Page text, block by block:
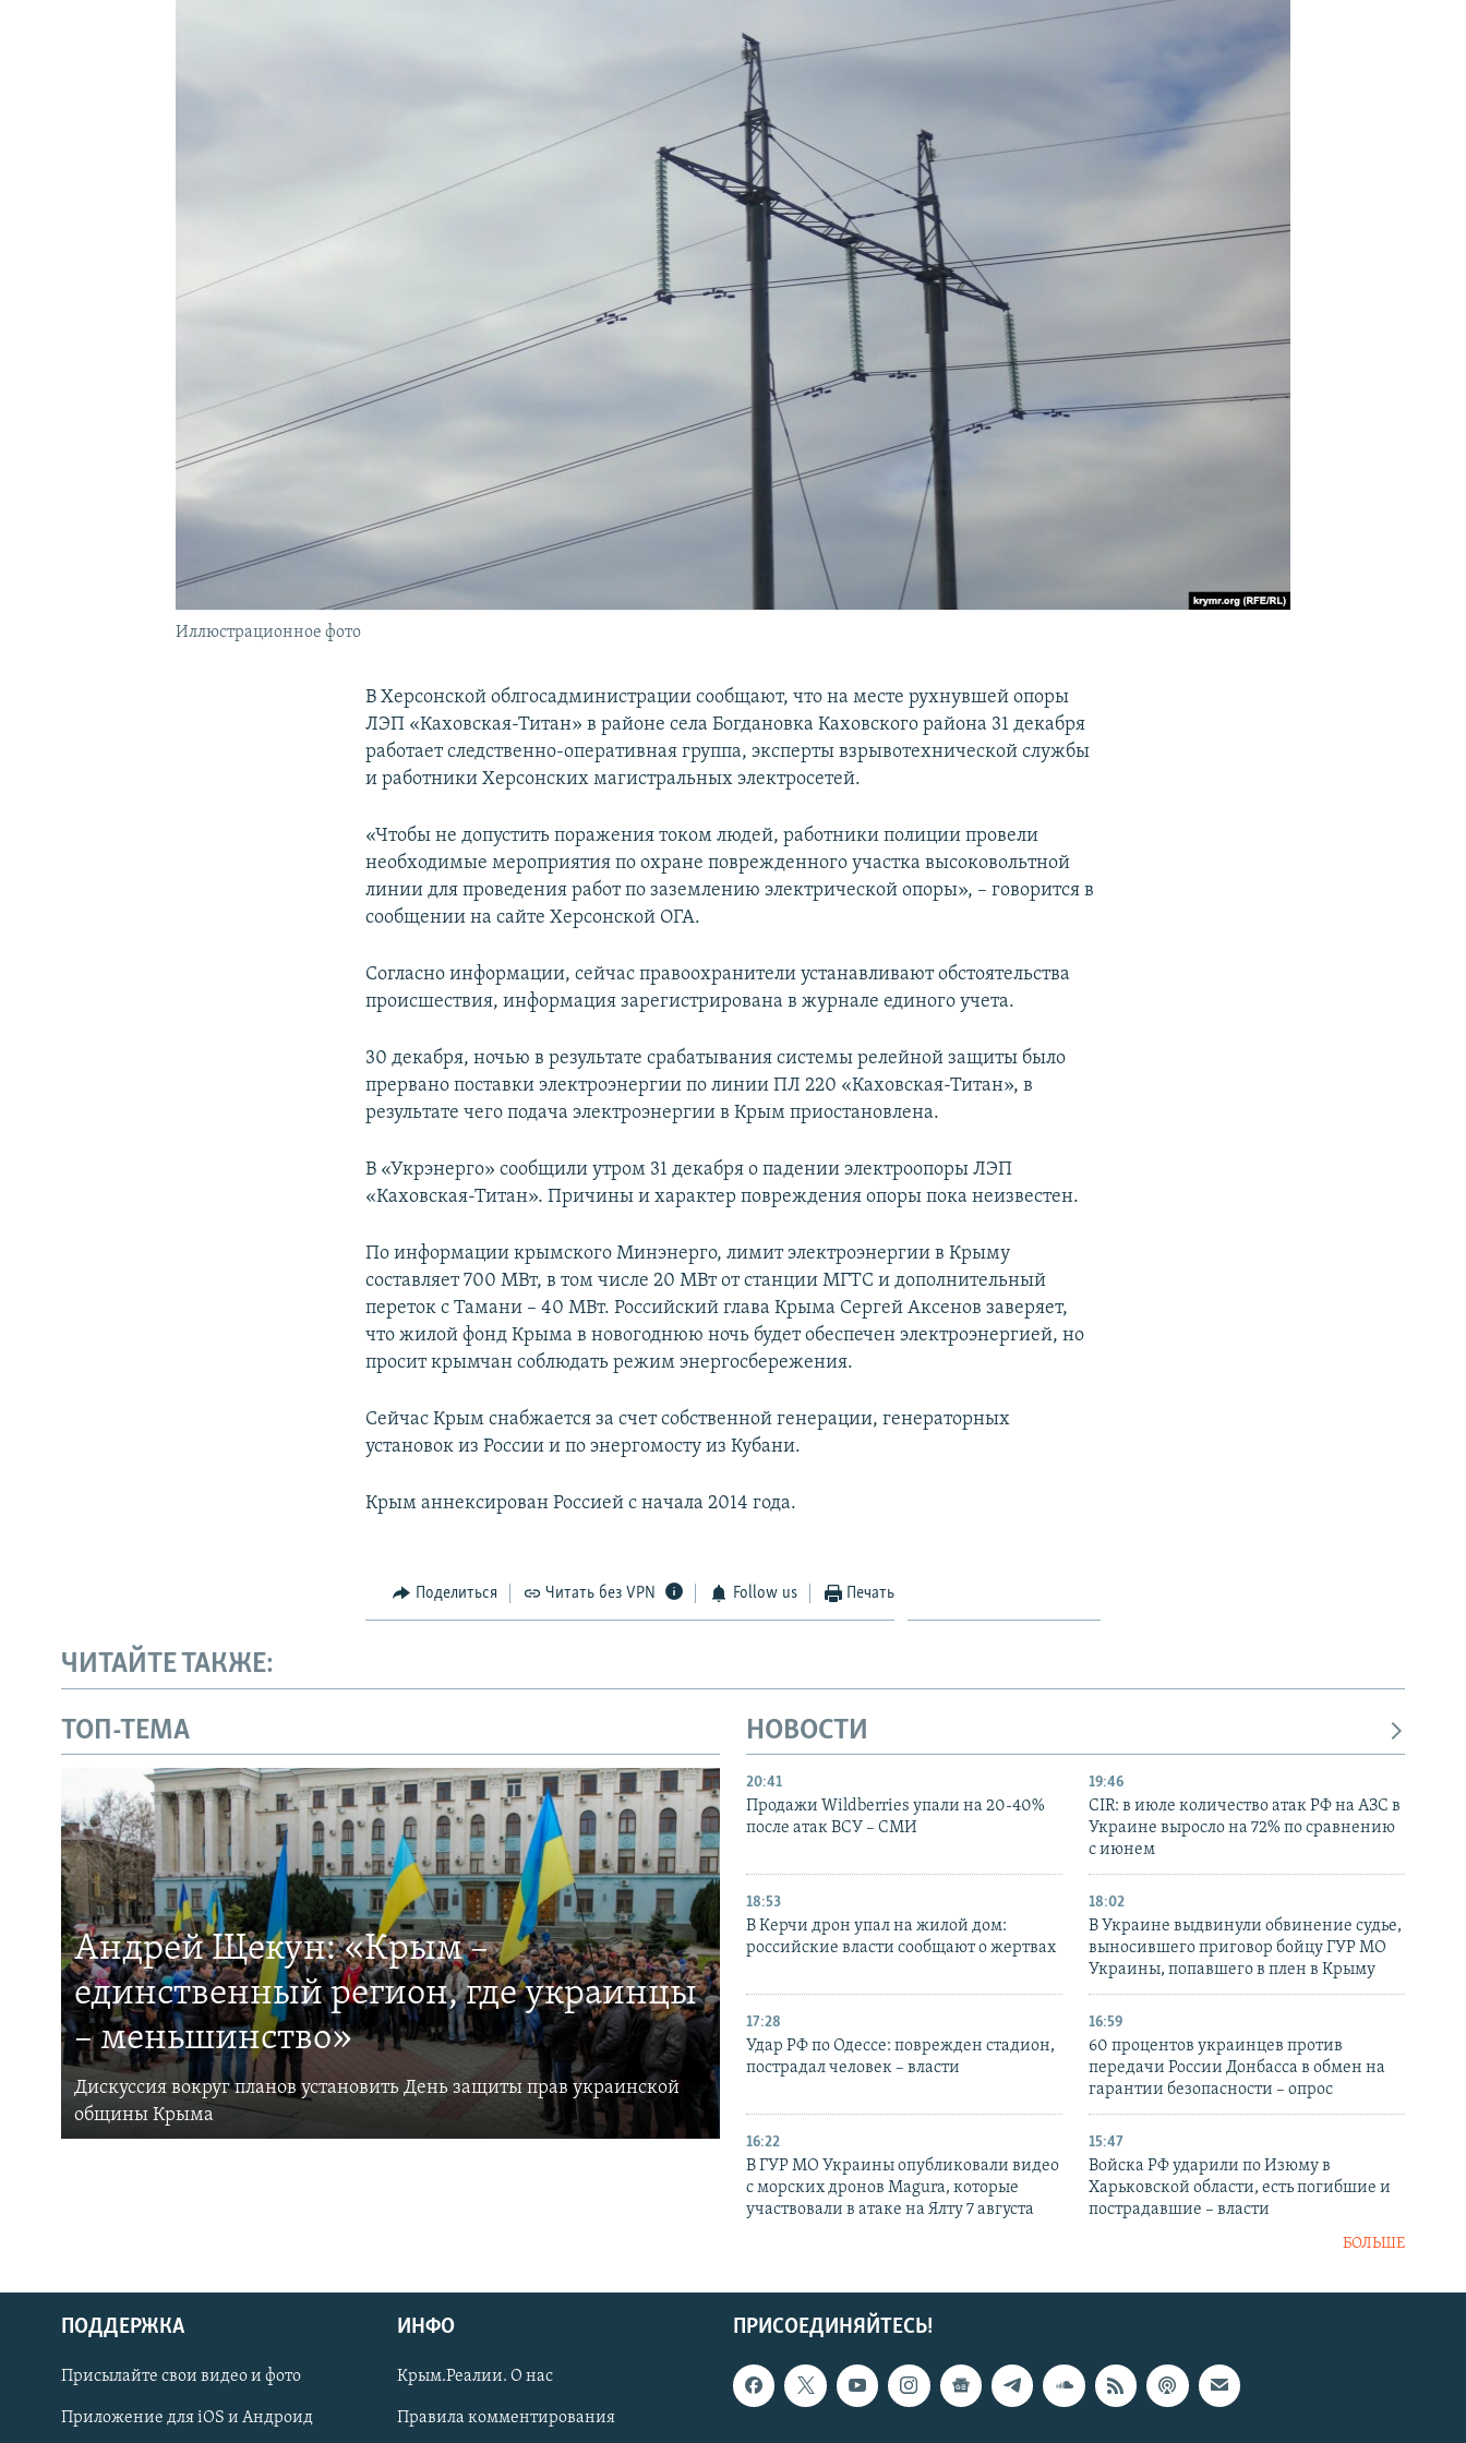
Українською
Qırımtatar
Иллюстрационное фото
В Херсонской облгосадминистрации сообщают, что на месте рухнувшей опоры
ЛЭП «Каховская-Титан» в районе села Богдановка Каховского района 31 декабря
работает следственно-оперативная группа, эксперты взрывотехнической службы
и работники Херсонских магистральных электросетей.
«Чтобы не допустить поражения током людей, работники полиции провели
необходимые мероприятия по охране поврежденного участка высоковольтной
линии для проведения работ по заземлению электрической опоры», – говорится в
сообщении на сайте Херсонской ОГА.
Согласно информации, сейчас правоохранители устанавливают обстоятельства
происшествия, информация зарегистрирована в журнале единого учета.
30 декабря, ночью в результате срабатывания системы релейной защиты было
прервано поставки электроэнергии по линии ПЛ 220 «Каховская-Титан», в
результате чего подача электроэнергии в Крым приостановлена.
В «Укрэнерго» сообщили утром 31 декабря о падении электроопоры ЛЭП
«Каховская-Титан». Причины и характер повреждения опоры пока неизвестен.
По информации крымского Минэнерго, лимит электроэнергии в Крыму
составляет 700 МВт, в том числе 20 МВт от станции МГТС и дополнительный
переток с Тамани – 40 МВт. Российский глава Крыма Сергей Аксенов заверяет,
что жилой фонд Крыма в новогоднюю ночь будет обеспечен электроэнергией, но
просит крымчан соблюдать режим энергосбережения.
Сейчас Крым снабжается за счет собственной генерации, генераторных
установок из России и по энергомосту из Кубани.
Крым аннексирован Россией с начала 2014 года.
Поделиться Читать без VPN Follow us Печать
ЧИТАЙТЕ ТАКЖЕ:
ТОП-ТЕМА
Андрей Щекун: «Крым –
единственный регион, где украинцы
– меньшинство»
Дискуссия вокруг планов установить День защиты прав украинской
общины Крыма
НОВОСТИ
20:41
Продажи Wildberries упали на 20-40%
после атак ВСУ – СМИ
19:46
CIR: в июле количество атак РФ на АЗС в
Украине выросло на 72% по сравнению
с июнем
18:53
В Керчи дрон упал на жилой дом:
российские власти сообщают о жертвах
18:02
В Украине выдвинули обвинение судье,
выносившего приговор бойцу ГУР МО
Украины, попавшего в плен в Крыму
17:28
Удар РФ по Одессе: поврежден стадион,
пострадал человек – власти
16:59
60 процентов украинцев против
передачи России Донбасса в обмен на
гарантии безопасности – опрос
16:22
В ГУР МО Украины опубликовали видео
с морских дронов Magura, которые
участвовали в атаке на Ялту 7 августа
15:47
Войска РФ ударили по Изюму в
Харьковской области, есть погибшие и
пострадавшие – власти
БОЛЬШЕ
ПРИСОЕДИНЯЙТЕСЬ!
ПОДДЕРЖКА
Присылайте свои видео и фото
Приложение для iOS и Андроид
ИНФО
Крым.Реалии. О нас
Правила комментирования